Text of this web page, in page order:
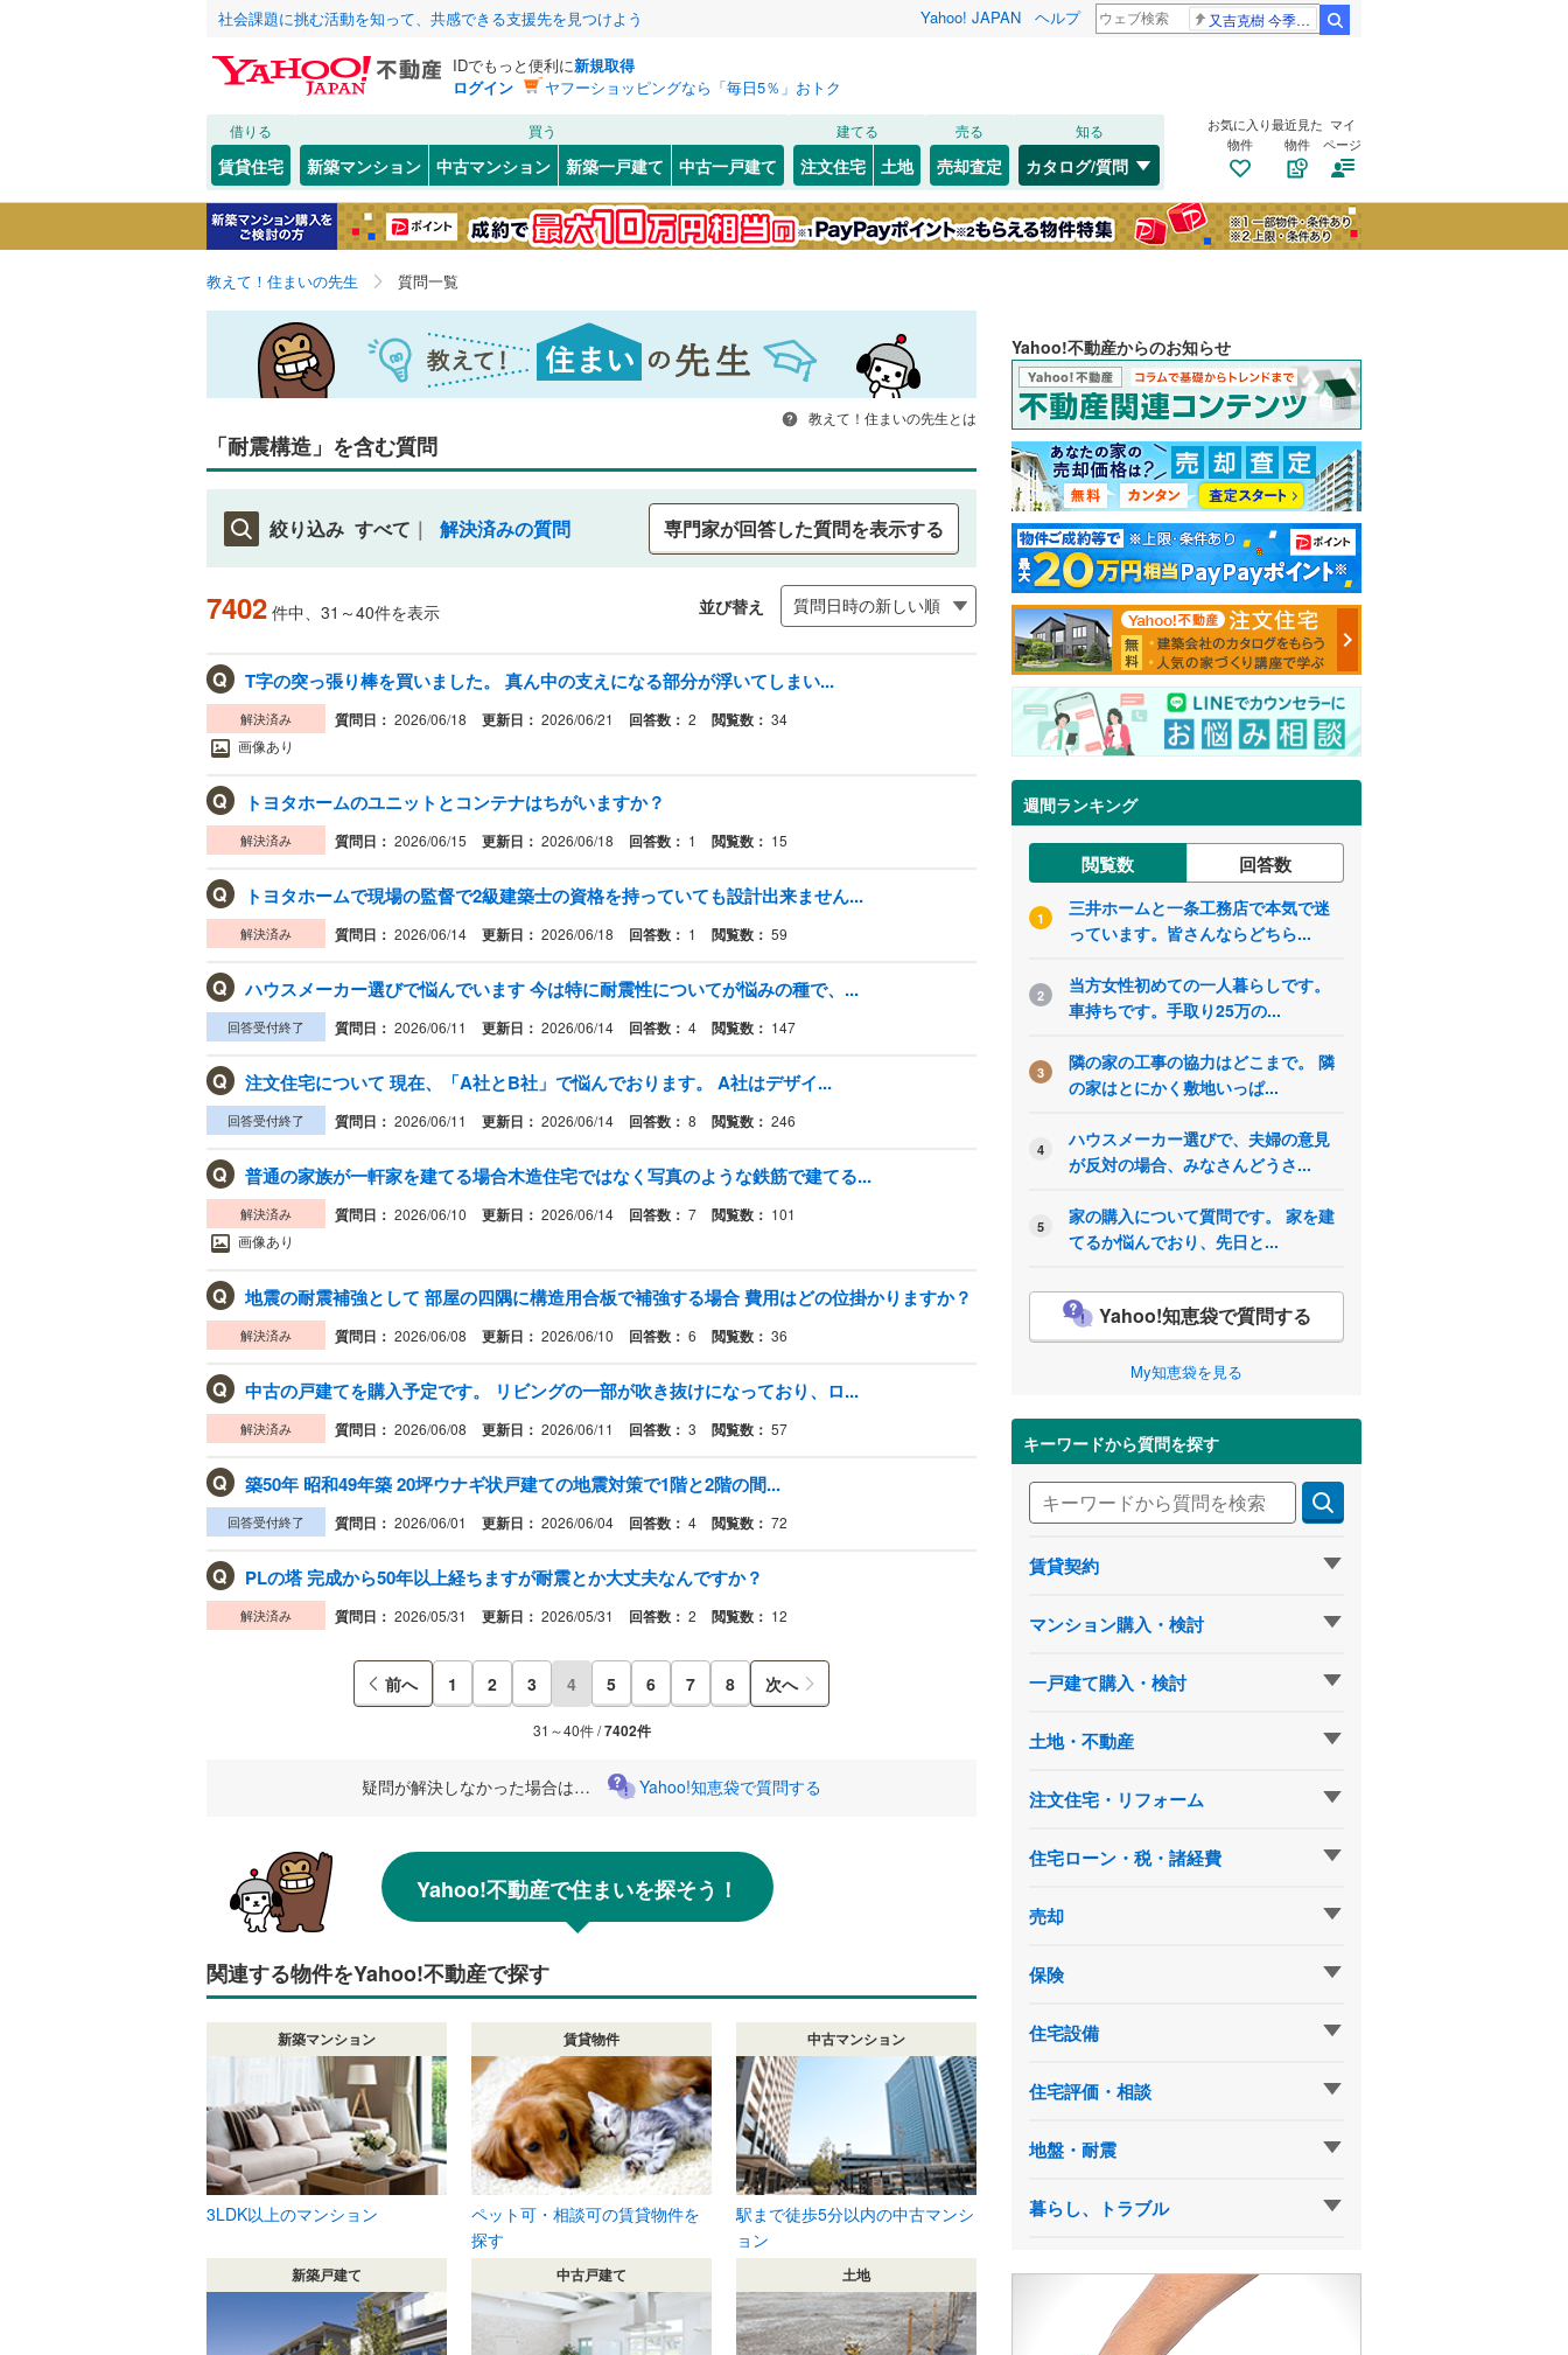
社会課題に挑む活動を知って、共感できる支援先を見つけよう Yahoo! JAPAN ヘルプ 又吉克樹 今季限り
IDでもっと便利に新規取得
ログイン
ヤフーショッピングなら「毎日5％」おトク
借りる
賃貸住宅
買う
新築マンション 中古マンション 新築一戸建て 中古一戸建て
建てる
注文住宅 土地
売る
売却査定
知る
カタログ/質問
お気に入り
物件
最近見た
物件
マイ
ページ
教えて！住まいの先生 質問一覧
教えて！住まいの先生とは
「耐震構造」を含む質問
絞り込み すべて 解決済みの質問 専門家が回答した質問を表示する
7402 件中、31～40件を表示 並び替え
Q T字の突っ張り棒を買いました。 真ん中の支えになる部分が浮いてしまい...
解決済み 質問日： 2026/06/18 更新日： 2026/06/21 回答数： 2 閲覧数： 34
画像あり
Q トヨタホームのユニットとコンテナはちがいますか？
解決済み 質問日： 2026/06/15 更新日： 2026/06/18 回答数： 1 閲覧数： 15
Q トヨタホームで現場の監督で2級建築士の資格を持っていても設計出来ません...
解決済み 質問日： 2026/06/14 更新日： 2026/06/18 回答数： 1 閲覧数： 59
Q ハウスメーカー選びで悩んでいます 今は特に耐震性についてが悩みの種で、...
回答受付終了 質問日： 2026/06/11 更新日： 2026/06/14 回答数： 4 閲覧数： 147
Q 注文住宅について 現在、「A社とB社」で悩んでおります。 A社はデザイ...
回答受付終了 質問日： 2026/06/11 更新日： 2026/06/14 回答数： 8 閲覧数： 246
Q 普通の家族が一軒家を建てる場合木造住宅ではなく写真のような鉄筋で建てる...
解決済み 質問日： 2026/06/10 更新日： 2026/06/14 回答数： 7 閲覧数： 101
画像あり
Q 地震の耐震補強として 部屋の四隅に構造用合板で補強する場合 費用はどの位掛かりますか？
解決済み 質問日： 2026/06/08 更新日： 2026/06/10 回答数： 6 閲覧数： 36
Q 中古の戸建てを購入予定です。 リビングの一部が吹き抜けになっており、ロ...
解決済み 質問日： 2026/06/08 更新日： 2026/06/11 回答数： 3 閲覧数： 57
Q 築50年 昭和49年築 20坪ウナギ状戸建ての地震対策で1階と2階の間...
回答受付終了 質問日： 2026/06/01 更新日： 2026/06/04 回答数： 4 閲覧数： 72
Q PLの塔 完成から50年以上経ちますが耐震とか大丈夫なんですか？
解決済み 質問日： 2026/05/31 更新日： 2026/05/31 回答数： 2 閲覧数： 12
前へ 1 2 3 4 5 6 7 8 次へ
31～40件 /7402件
疑問が解決しなかった場合は… Yahoo!知恵袋で質問する
Yahoo!不動産で住まいを探そう！
関連する物件をYahoo!不動産で探す
新築マンション
3LDK以上のマンション
賃貸物件
ペット可・相談可の賃貸物件を
探す
中古マンション
駅まで徒歩5分以内の中古マンシ
ョン
新築戸建て 中古戸建て 土地
Yahoo!不動産からのお知らせ
週間ランキング
閲覧数 回答数
1
三井ホームと一条工務店で本気で迷
っています。皆さんならどちら...
2
当方女性初めての一人暮らしです。
車持ちです。手取り25万の...
3
隣の家の工事の協力はどこまで。 隣
の家はとにかく敷地いっぱ...
4
ハウスメーカー選びで、夫婦の意見
が反対の場合、みなさんどうさ...
5
家の購入について質問です。 家を建
てるか悩んでおり、先日と...
Yahoo!知恵袋で質問する
My知恵袋を見る
キーワードから質問を探す
賃貸契約
マンション購入・検討
一戸建て購入・検討
土地・不動産
注文住宅・リフォーム
住宅ローン・税・諸経費
売却
保険
住宅設備
住宅評価・相談
地盤・耐震
暮らし、トラブル